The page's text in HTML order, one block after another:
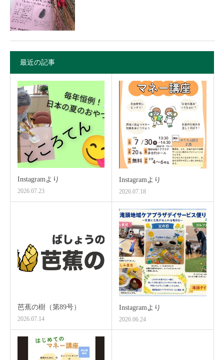
最近の記事
Instagramより
2026.07.23
Instagramより
2026.07.18
芭蕉の樹（第89号）
2026.07.14
Instagramより
2026.06.24